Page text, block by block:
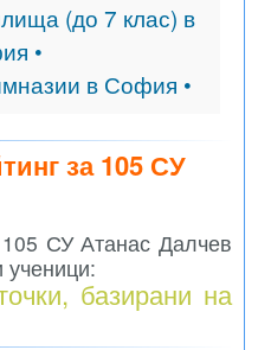
(до 7 клас) в
•
в София •
за 105 СУ
СУ Атанас Далчев
базирани на